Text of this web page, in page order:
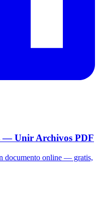
— Unir Archivos PDF
documento online — gratis,